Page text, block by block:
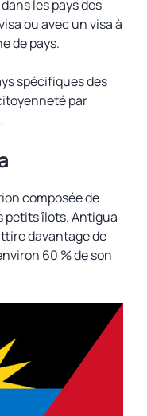
les pays des
ou avec un visa à
de pays.
spécifiques des
par
composée de
petits îlots. Antigua
davantage de
60 % de son